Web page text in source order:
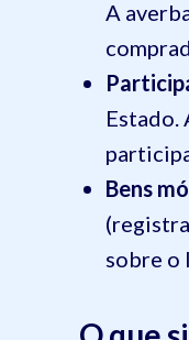
A
Estado.
Bens
sobre o